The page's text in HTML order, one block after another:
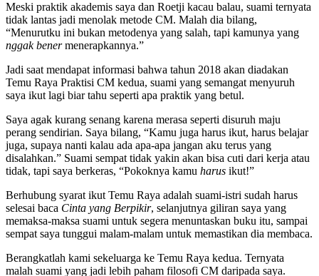
Meski praktik akademis saya dan Roetji kacau balau, suami ternyata
tidak lantas jadi menolak metode CM. Malah dia bilang,
“Menurutku ini bukan metodenya yang salah, tapi kamunya yang
nggak benermenerapkannya.”
Jadi saat mendapat informasi bahwa tahun 2018 akan diadakan
Temu Raya Praktisi CM kedua, suami yang semangat menyuruh
saya ikut lagi biar tahu seperti apa praktik yang betul.
Saya agak kurang senang karena merasa seperti disuruh maju
perang sendirian. Saya bilang, “Kamu juga harus ikut, harus belajar
juga, supaya nanti kalau ada apa-apa jangan aku terus yang
disalahkan.” Suami sempat tidak yakin akan bisa cuti dari kerja atau
tidak, tapi saya berkeras, “Pokoknya kamu harus ikut!”
Berhubung syarat ikut Temu Raya adalah suami-istri sudah harus
selesai baca Cinta yang Berpikir, selanjutnya giliran saya yang
memaksa-maksa suami untuk segera menuntaskan buku itu, sampai
sempat saya tunggui malam-malam untuk memastikan dia membaca.
Berangkatlah kami sekeluarga ke Temu Raya kedua. Ternyata
malah suami yang jadi lebih paham filosofi CM daripada saya.